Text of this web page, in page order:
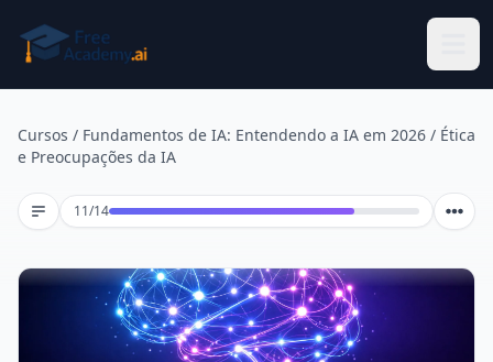
Cursos / Fundamentos de IA: Entendendo a IA em 2026 / Ética
e Preocupações da IA
11/14Lição 11 de 14